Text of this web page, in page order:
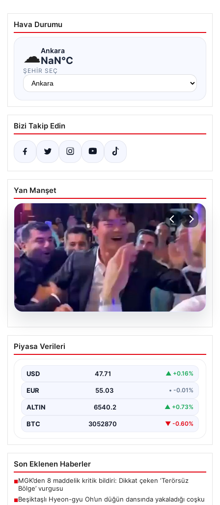
Hava Durumu
☁Ankara
NaN°C
ŞEHIR SEÇ
Bizi Takip Edin
Yan Manşet
Beşiktaşlı Hyeon-gyu Oh’un düğün
dansında yakaladığı coşku
düzenlediği düğünde sahneye çıkarak eğlenceli bir
dans performansı…
Piyasa Verileri
USD 47.71 ▲ +0.16%
EUR 55.03 • -0.01%
ALTIN 6540.2 ▲ +0.73%
BTC 3052870 ▼ -0.60%
Son Eklenen Haberler
■MGK’den 8 maddelik kritik bildiri: Dikkat çeken ‘Terörsüz
Bölge’ vurgusu
■Beşiktaşlı Hyeon-gyu Oh’un düğün dansında yakaladığı coşku